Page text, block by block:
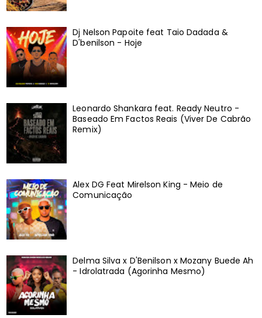
Dj Nelson Papoite feat Taio Dadada &
D'benilson - Hoje
Leonardo Shankara feat. Ready Neutro -
Baseado Em Factos Reais (Viver De Cabrão
Remix)
Alex DG Feat Mirelson King - Meio de
Comunicação
Delma Silva x D'Benilson x Mozany Buede Ah
- Idrolatrada (Agorinha Mesmo)